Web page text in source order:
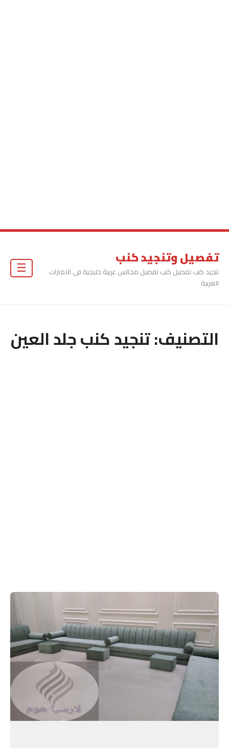
تفصيل وتنجيد كنب
تنجيد كنب تفصيل كنب تفصيل مجالس عربية خليجية فى الامارات
العربية
التصنيف:تنجيد كنب جلد العين